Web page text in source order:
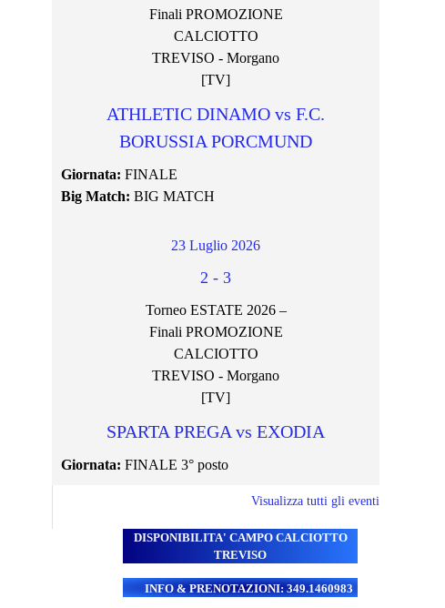
Finali PROMOZIONE
CALCIOTTO
TREVISO - Morgano
[TV]
ATHLETIC DINAMO vs F.C.
BORUSSIA PORCMUND
Giornata: FINALE
Big Match: BIG MATCH
23 Luglio 2026
2 - 3
Torneo ESTATE 2026 –
Finali PROMOZIONE
CALCIOTTO
TREVISO - Morgano
[TV]
SPARTA PREGA vs EXODIA
Giornata: FINALE 3° posto
Visualizza tutti gli eventi
DISPONIBILITA' CAMPO CALCIOTTO
TREVISO
INFO & PRENOTAZIONI: 349.1460983